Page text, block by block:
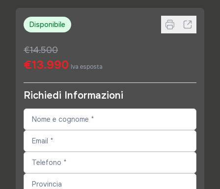
Disponibile
€14.500
€13.990 Iva esposta
Richiedi Informazioni